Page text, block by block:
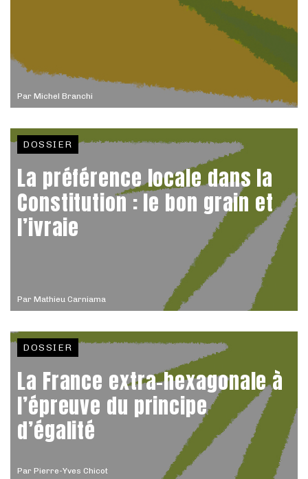
Par Michel Branchi
Par Mathieu Carniama
DOSSIER
La préférence locale dans la
Constitution : le bon grain et
l’ivraie
Par Pierre-Yves Chicot
DOSSIER
La France extra-hexagonale à
l’épreuve du principe
d’égalité